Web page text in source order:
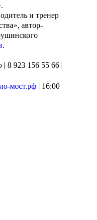
.
и тренер
автор-
.
8 923 156 55 66 |
мост.рф | 16:00